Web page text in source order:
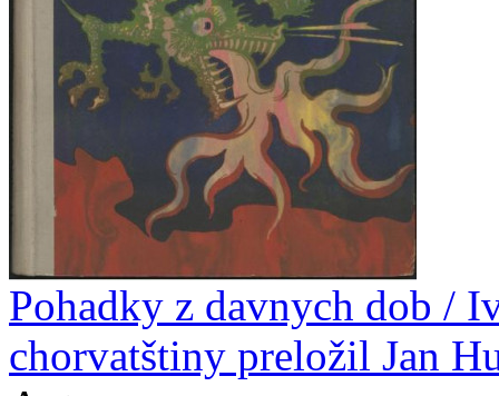
Pohadky z davnych dob /
chorvatštiny preložil Jan